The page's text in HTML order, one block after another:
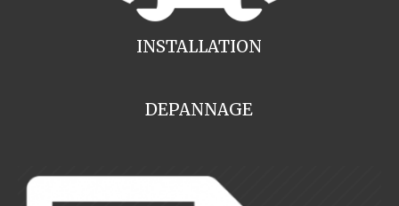
INSTALLATION
DEPANNAGE